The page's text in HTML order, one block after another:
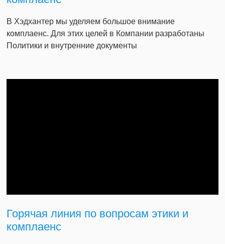
В Хэдхантер мы уделяем большое внимание
комплаенс. Для этих целей в Компании разработаны
Политики и внутренние документы
Горячая линия по вопросам этики и
комплаенс